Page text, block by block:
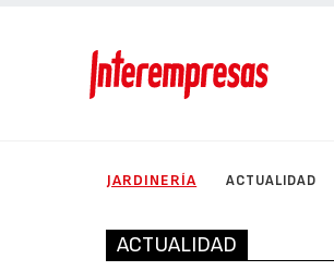
JARDINERÍA ACTUALIDAD
ACTUALIDAD